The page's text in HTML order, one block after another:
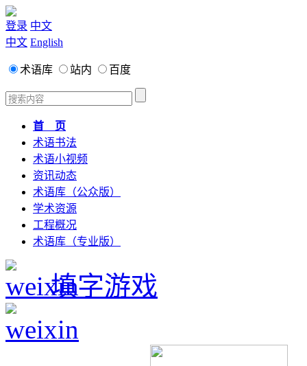
登录 中文
中文 English
术语库 站内 百度
首 页
术语书法
术语小视频
资讯动态
术语库（公众版）
学术资源
工程概况
术语库（专业版）
填字游戏